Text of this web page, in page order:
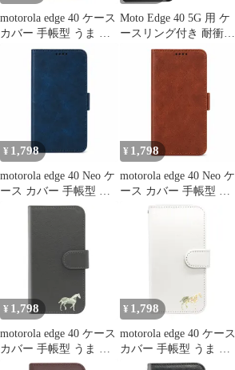
motorola edge 40 ケース
カバー 手帳型 うま 馬
edge 40ケース edge 40カ
Moto Edge 40 5G 用 ケ
ースリング付き 耐衝撃
モトローラ Edge40 5G
カバーシリコン tpu ス
柔軟 衝撃吸収 米軍MIL
規格取得 保護カバー 黄
耐久性 専用カバー 黒
105-EDGE4
¥ 1,798
motorola edge 40 Neo ケ
ース カバー 手帳型 レ
ザー調 edge 40 Neoケー
ス edge 40 Neoカバー
edge40Neoケース
edge40Neoカバー "q-m-
¥ 1,798
motorola edge 40 Neo ケ
ース カバー 手帳型 レ
ザー調 edge 40 Neoケー
ス edge 40 Neoカバー
edge40Neoカバー "q-
¥ 1,798
motorola edge 40 ケース
カバー 手帳型 うま 馬
edge 40ケース edge 40カ
¥ 1,798
motorola edge 40 ケース
カバー 手帳型 うま 馬
edge 40ケース edge 40カ